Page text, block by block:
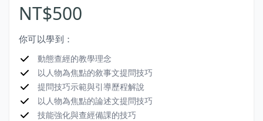
NT$500
你可以學到：
動態查經的教學理念
以人物為焦點的敘事文提問技巧
提問技巧示範與引導歷程解說
以人物為焦點的論述文提問技巧
技能強化與查經備課的技巧